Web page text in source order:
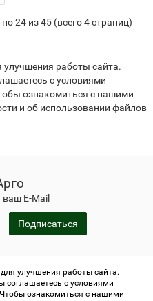
24 из 45 (всего 4 страниц)
работы сайта.
с условиями
ознакомиться с нашими
и об использовании файлов
E-Mail
Подписаться
офертой
Политика
публичной офертой
улучшения работы сайта.
соглашаетесь с условиями
ознакомиться с нашими